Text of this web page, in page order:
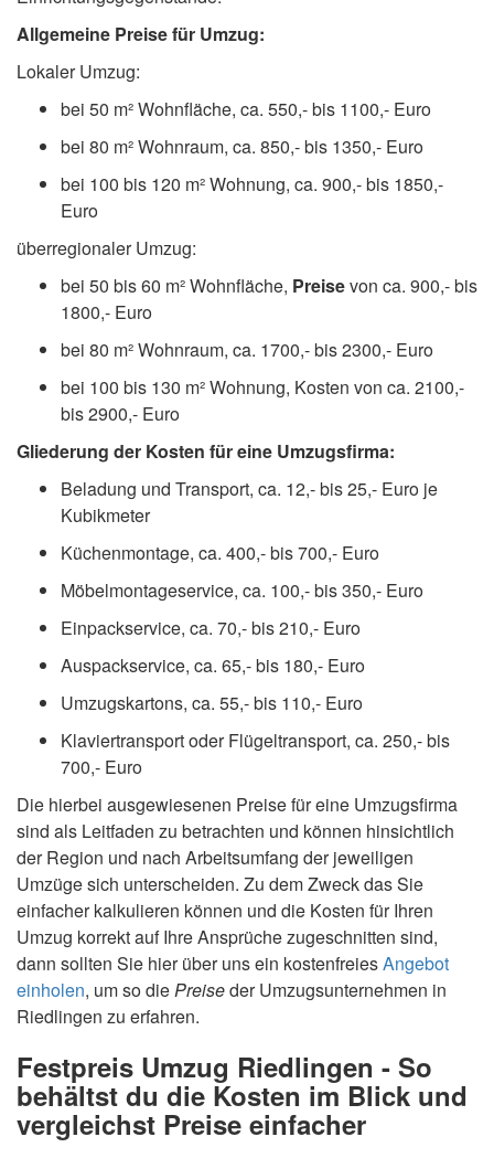
Allgemeine Preise für Umzug:
Lokaler Umzug:
bei 50 m² Wohnfläche, ca. 550,- bis 1100,- Euro
bei 80 m² Wohnraum, ca. 850,- bis 1350,- Euro
bei 100 bis 120 m² Wohnung, ca. 900,- bis 1850,-
Euro
überregionaler Umzug:
bei 50 bis 60 m² Wohnfläche, Preisevon ca. 900,- bis
1800,- Euro
bei 80 m² Wohnraum, ca. 1700,- bis 2300,- Euro
bei 100 bis 130 m² Wohnung, Kosten von ca. 2100,-
bis 2900,- Euro
Gliederung der Kosten für eine Umzugsfirma:
Beladung und Transport, ca. 12,- bis 25,- Euro je
Kubikmeter
Küchenmontage, ca. 400,- bis 700,- Euro
Möbelmontageservice, ca. 100,- bis 350,- Euro
Einpackservice, ca. 70,- bis 210,- Euro
Auspackservice, ca. 65,- bis 180,- Euro
Umzugskartons, ca. 55,- bis 110,- Euro
Klaviertransport oder Flügeltransport, ca. 250,- bis
700,- Euro
Die hierbei ausgewiesenen Preise für eine Umzugsfirma
sind als Leitfaden zu betrachten und können hinsichtlich
der Region und nach Arbeitsumfang der jeweiligen
Umzüge sich unterscheiden. Zu dem Zweck das Sie
einfacher kalkulieren können und die Kosten für Ihren
Umzug korrekt auf Ihre Ansprüche zugeschnitten sind,
dann sollten Sie hier über uns ein kostenfreiesAngebot
einholen, um so diePreiseder Umzugsunternehmen in
Riedlingen zu erfahren.
Festpreis Umzug Riedlingen - So
behältst du die Kosten im Blick und
vergleichst Preise einfacher